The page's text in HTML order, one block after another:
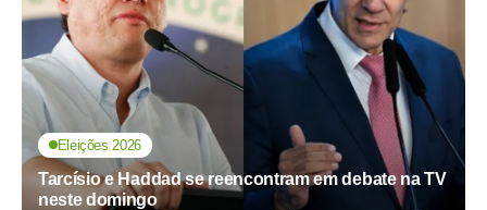
Eleições 2026
Tarcísio e Haddad se reencontram em debate na TV
neste domingo